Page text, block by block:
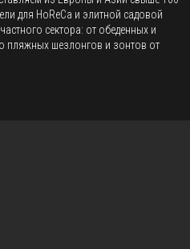
для HoReCa и элитной садовой
сектора: от обеденных и
пляжных шезлонгов и зонтов от